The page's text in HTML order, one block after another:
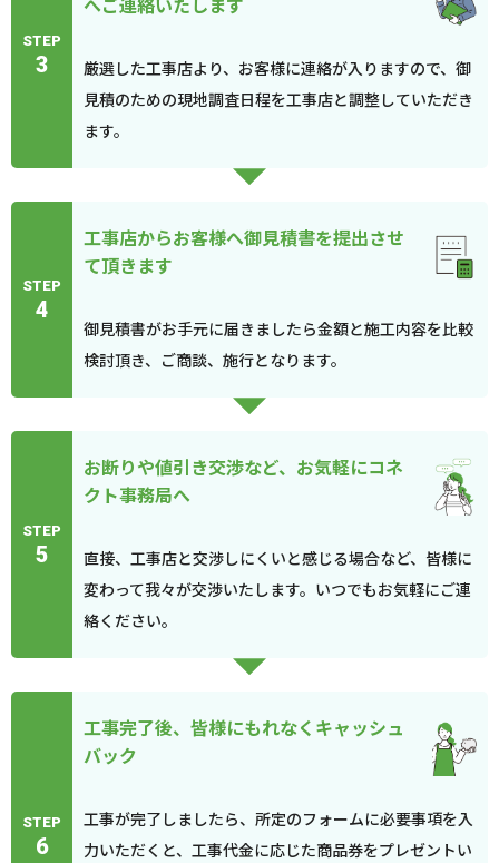
STEP
3
厳選した工事店より、お客様に連絡が入りますので、御
見積のための現地調査日程を工事店と調整していただき
ます。
STEP
4
工事店からお客様へ御見積書を提出させ
て頂きます
御見積書がお手元に届きましたら金額と施工内容を比較
検討頂き、ご商談、施行となります。
STEP
5
お断りや値引き交渉など、お気軽にコネ
クト事務局へ
直接、工事店と交渉しにくいと感じる場合など、皆様に
変わって我々が交渉いたします。いつでもお気軽にご連
絡ください。
STEP
6
工事完了後、皆様にもれなくキャッシュ
バック
工事が完了しましたら、所定のフォームに必要事項を入
力いただくと、工事代金に応じた商品券をプレゼントい